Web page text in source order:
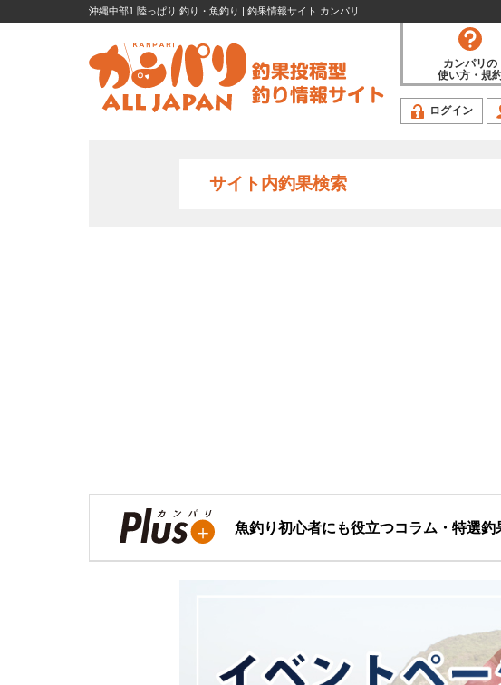
沖縄中部1 陸っぱり 釣り・魚釣り | 釣果情報サイト カンパリ
カンパリの
使い方・規
ログイン
サイト内釣果検索
魚釣り初心者にも役立つコラム・特選釣